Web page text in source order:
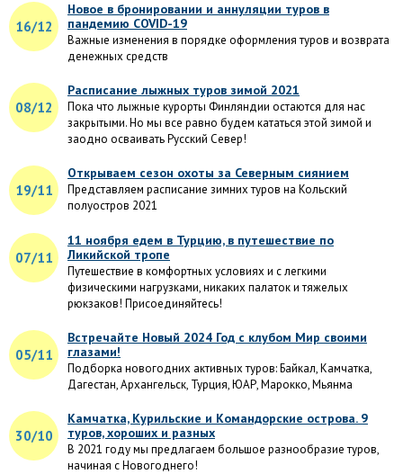
16/12
Новое в бронировании и аннуляции туров в
пандемию COVID-19
Важные изменения в порядке оформления туров и возврата
денежных средств
08/12
Расписание лыжных туров зимой 2021
Пока что лыжные курорты Финляндии остаются для нас
закрытыми. Но мы все равно будем кататься этой зимой и
заодно осваивать Русский Север!
19/11
Открываем сезон охоты за Северным сиянием
Представляем расписание зимних туров на Кольский
полуостров 2021
07/11
11 ноября едем в Турцию, в путешествие по
Ликийской тропе
Путешествие в комфортных условиях и с легкими
физическими нагрузками, никаких палаток и тяжелых
рюкзаков! Присоединяйтесь!
05/11
Встречайте Новый 2024 Год с клубом Мир своими
глазами!
Подборка новогодних активных туров: Байкал, Камчатка,
Дагестан, Архангельск, Турция, ЮАР, Марокко, Мьянма
30/10
Камчатка, Курильские и Командорские острова. 9
туров, хороших и разных
В 2021 году мы предлагаем большое разнообразие туров,
начиная с Новогоднего!